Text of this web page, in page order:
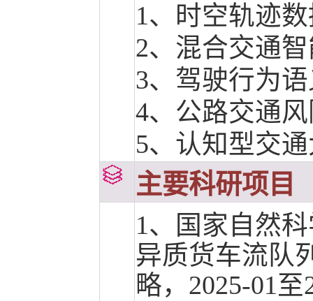
1、
时空轨迹
2、 混合交通
3、 驾驶行为
4、 公路交通
5、 认知型交
主要科研项目
1、国家自然
异质货车流队
略，2025-01